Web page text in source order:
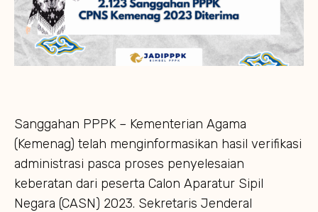
Sanggahan PPPK – Kementerian Agama
(Kemenag) telah menginformasikan hasil verifikasi
administrasi pasca proses penyelesaian
keberatan dari peserta Calon Aparatur Sipil
Negara (CASN) 2023. Sekretaris Jenderal